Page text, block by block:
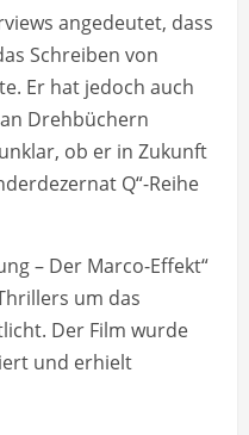
angedeutet, dass
Schreiben von
Er hat jedoch auch
Drehbüchern
ob er in Zukunft
Q“-Reihe
– Der Marco-Effekt“
um das
Der Film wurde
und erhielt